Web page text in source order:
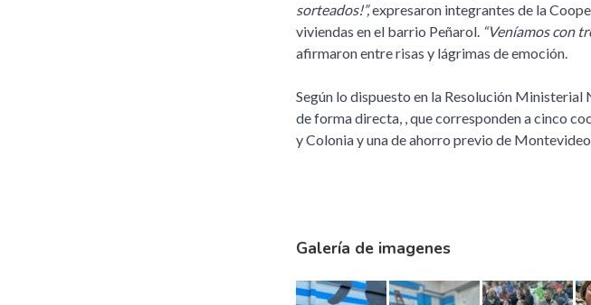
sorteados!”,expresaron integrantes de la
viviendas en el barrio Peñarol. “Veníamos con
afirmaron entre risas y lágrimas de emoción.
Según lo dispuesto en la Resolución Ministerial
de forma directa, , que corresponden a cinco
y Colonia y una de ahorro previo de
Galería de imagenes